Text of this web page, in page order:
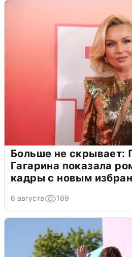
Больше не скрывает:
Гагарина показала
кадры с новым
6 августа 189